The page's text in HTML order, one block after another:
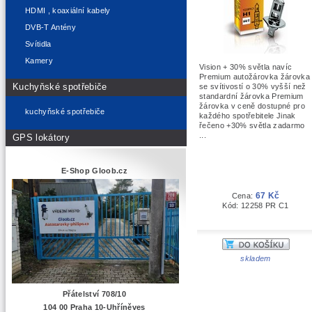
HDMI , koaxiální kabely
DVB-T Antény
Svítidla
Kamery
Kuchyňské spotřebiče
kuchyňské spotřebiče
GPS lokátory
E-Shop Gloob.cz
Přátelství 708/10
104 00 Praha 10-Uhříněves
Vision + 30% světla navíc
Premium autožárovka žárovka
se svítivostí o 30% vyšší než
standardní žárovka Premium
žárovka v ceně dostupné pro
každého spotřebitele Jinak
řečeno +30% světla zadarmo
Cena: 67 Kč
Kód: 12258 PR C1
skladem